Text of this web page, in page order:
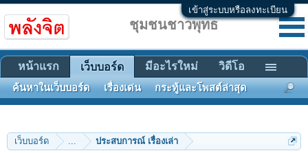
เข้าสู่ระบบหรือลงทะเบียน
เว็บบอร์ด ... ประสบการณ์ เรื่องเล่า
ชุมชนชาวพุทธ
หน้าแรก เว็บบอร์ด
ค้นหาในเว็บบอร์ด เรื่องเด่น กระทู้และโพสต์ล่าสุด
มีอะไรใหม่ วิดีโอ